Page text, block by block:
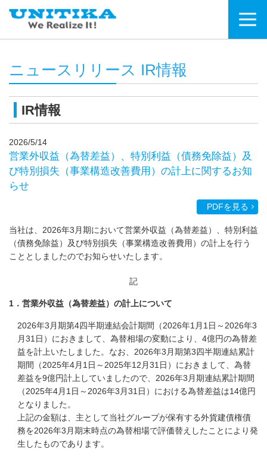
ニュースリリース IR情報
IR情報
2026/5/14
営業外収益（為替差益）、特別利益（債務免除益）及
び特別損失（事業構造改善費用）の計上に関するお知
らせ
PDFを見る
当社は、2026年3月期において営業外収益（為替差益）、特別利益
（債務免除益）及び特別損失（事業構造改善費用）の計上を行う
こととしましたのでお知らせいたします。
記
1．営業外収益（為替差益）の計上について
2026年3月期第4四半期連結会計期間（2026年1月1日～2026年3
月31日）におきまして、為替相場の変動により、4億円の為替差
益を計上いたしました。なお、2026年3月期第3四半期連結累計
期間（2025年4月1日～2025年12月31日）におきまして、為替
差益を9億円計上していましたので、2026年3月期連結累計期間
（2025年4月1日～2026年3月31日）における為替差益は14億円
となりました。
上記の金額は、主として当社グループが保有する外貨建債権債
務を2026年3月期末時点の為替相場で評価替えしたことにより発
生したものであります。